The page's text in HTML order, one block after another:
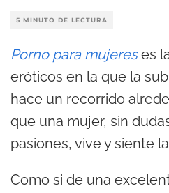
5 MINUTO DE LECTURA
Porno para mujereses
eróticos en la que la
hace un recorrido
que una mujer, sin
pasiones, vive y siente
Como si de una